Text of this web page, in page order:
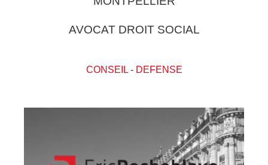
AVOCAT DROIT SOCIAL
CONSEIL- DEFENSE